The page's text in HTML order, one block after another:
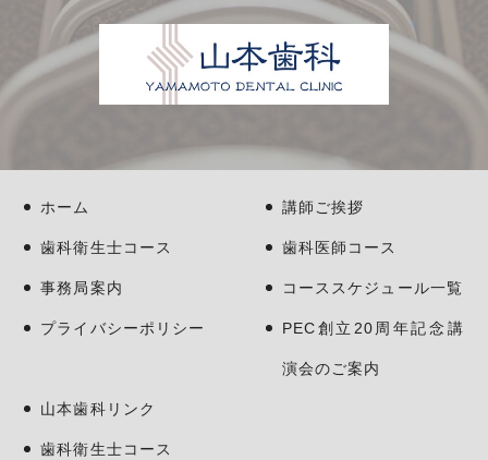
ホーム 講師ご挨拶
歯科衛生士コース 歯科医師コース
事務局案内 コーススケジュール一覧
プライバシーポリシー PEC創立20周年記念講
演会のご案内
山本歯科リンク
歯科衛生士コース